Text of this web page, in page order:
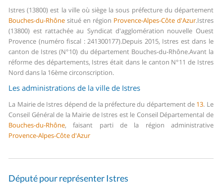
Istres (13800) est la ville où siège la sous préfecture du département
Bouches-du-Rhône situé en région Provence-Alpes-Côte d'Azur.Istres
(13800) est rattachée au Syndicat d'agglomération nouvelle Ouest
Provence (numéro fiscal : 241300177).Depuis 2015, Istres est dans le
canton de Istres (N°10) du département Bouches-du-Rhône.Avant la
réforme des départements, Istres était dans le canton N°11 de Istres
Nord dans la 16ème circonscription.
Les administrations de la ville de Istres
La Mairie de Istres dépend de la préfecture du département de 13. Le
Conseil Général de la Mairie de Istres est le Conseil Départemental de
Bouches-du-Rhône, faisant parti de la région administrative
Provence-Alpes-Côte d'Azur
Député pour représenter Istres